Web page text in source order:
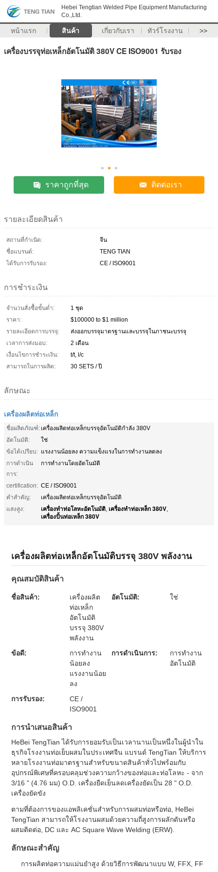
Hebei Tengtian Welded Pipe Equipment Manufacturing
Co.,Ltd.
หน้าแรก สินค้า เกี่ยวกับเรา ทัวร์โรงงาน >>
เครื่องบรรจุท่อเหล็กอัตโนมัติ 380V CE ISO9001 รับรอง
ราคาถูกที่สุด ติดต่อเรา
รายละเอียดสินค้า
สถานที่กำเนิด:
จีน
ชื่อแบรนด์:
TENG TIAN
ได้รับการรับรอง:
CE / ISO9001
การชำระเงิน
จำนวนสั่งซื้อขั้นต่ำ:
1 ชุด
ราคา:
$100000 to $1 million
รายละเอียดการบรรจุ:
ส่งออกบรรจุมาตรฐานและบรรจุในภาชนะบรรจุ
เวลาการส่งมอบ:
2 เดือน
เงื่อนไขการชำระเงิน:
t/t, l/c
สามารถในการผลิต:
30 SETS / ปี
ลักษณะ
เครื่องผลิตท่อเหล็ก
ชื่อผลิตภัณฑ์: เครื่องผลิตท่อเหล็กบรรจุอัตโนมัติกำลัง 380V
อัตโนมัติ:
ใช่
ข้อได้เปรียบ: แรงงานน้อยลง ความแข็งแรงในการทำงานลดลง
การดำเนิน
การ:
การทำงานโดยอัตโนมัติ
certification: CE / ISO9001
คำสำคัญ:
เครื่องผลิตท่อเหล็กบรรจุอัตโนมัติ
แสงสูง:
เครื่องทําท่อโลหะอัตโนมัติ, เครื่องทําท่อเหล็ก 380V,
เครื่องปั้นท่อเหล็ก 380V
เครื่องผลิตท่อเหล็กอัตโนมัติบรรจุ 380V พลังงาน
คุณสมบัติสินค้า
ชื่อสินค้า:
เครื่องผลิต
ท่อเหล็ก
อัตโนมัติ
บรรจุ 380V
พลังงาน
อัตโนมัติ: ใช่
ข้อดี:
การทํางาน
น้อยลง
แรงงานน้อย
ลง
การดําเนินการ:
การทํางาน
อัตโนมัติ
การรับรอง:
CE /
ISO9001
การนําเสนอสินค้า
HeBei TengTian ได้รับการยอมรับเป็นเวลานานเป็นหนึ่งในผู้นําใน
ธุรกิจโรงงานท่อเย็บผสมในประเทศจีน แบรนด์ TengTian ให้บริการ
หลายโรงงานท่อมาตรฐานสําหรับขนาดสินค้าทั่วไปพร้อมกับ
อุปกรณ์พิเศษที่ครอบคลุมช่วงความกว้างของท่อและท่อโลหะ - จาก
3/16 " (4.76 มม) O.D. เครื่องยืดเย็นลดเครื่องยัดเป็น 28 " O.D.
เครื่องยัดขัง
ตามที่ต้องการของแอพลิเคชั่นสําหรับการผสมท่อหรือท่อ, HeBei
TengTian สามารถให้โรงงานผสมด้วยความถี่สูงการผลักดันหรือ
ผสมติดต่อ, DC และ AC Square Wave Welding (ERW).
ลักษณะสําคัญ
การผลิตท่อความแม่นยําสูง ด้วยวิธีการพัฒนาแบบ W, FFX, FF